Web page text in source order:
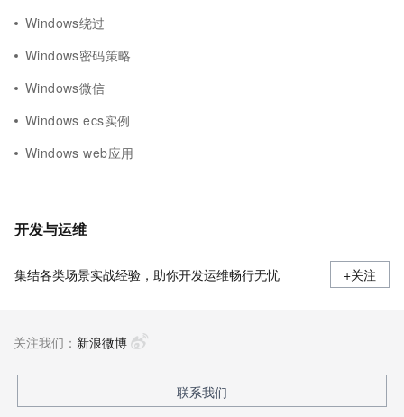
Windows绕过
Windows密码策略
Windows微信
Windows ecs实例
Windows web应用
开发与运维
集结各类场景实战经验，助你开发运维畅行无忧 +关注
关注我们： 新浪微博
联系我们